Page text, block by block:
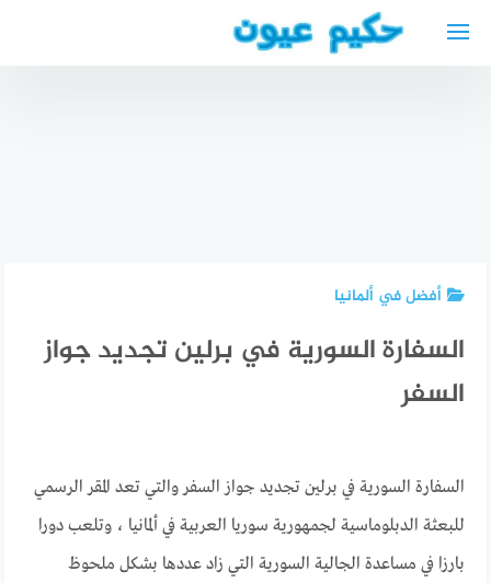
أفضل في ألمانيا
السفارة السورية في برلين تجديد جواز
السفر
السفارة السورية في برلين تجديد جواز السفر والتي تعد المقر الرسمي
للبعثة الدبلوماسية لجمهورية سوريا العربية في ألمانيا ، وتلعب دورا
بارزا في مساعدة الجالية السورية التي زاد عددها بشكل ملحوظ